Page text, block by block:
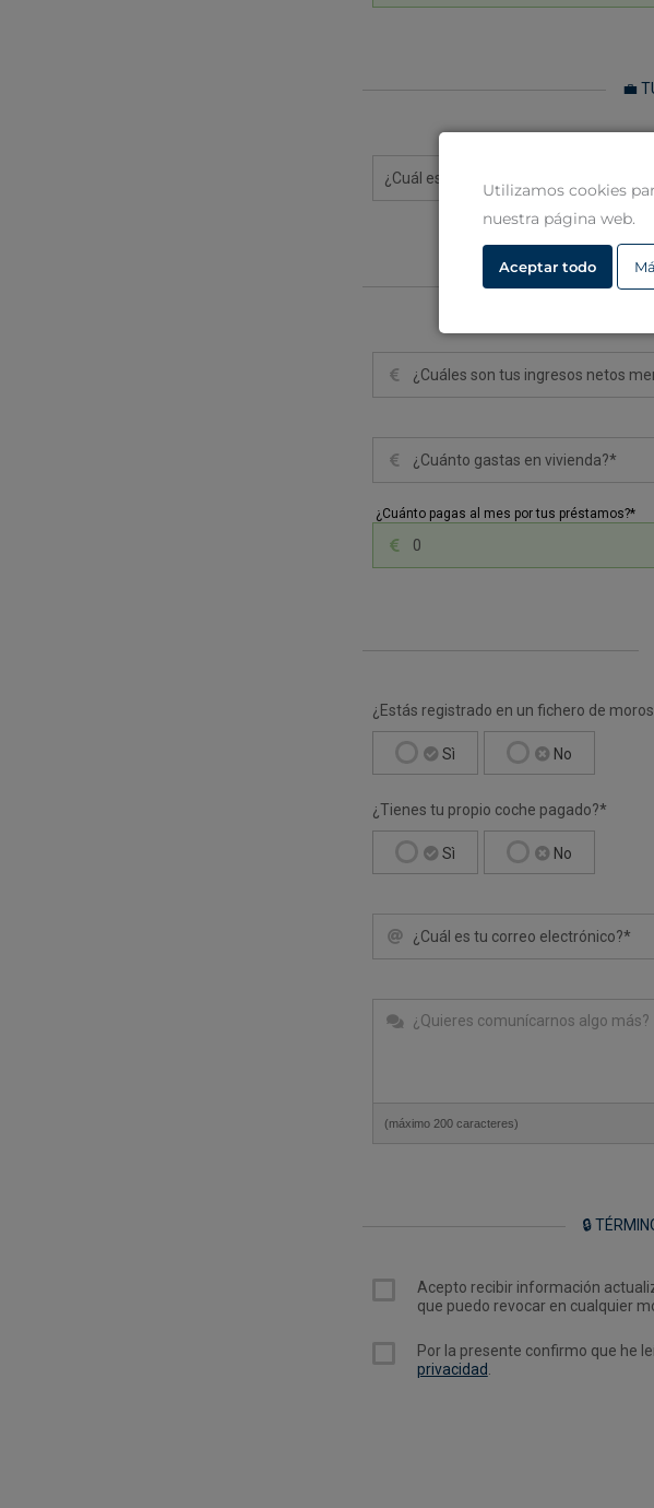
💼
💶
¿Cuánto pagas al mes por tus préstamos?*
¿Estás registrado en un fichero de
Sì No
¿Tienes tu propio coche pagado?*
Sì No
(máximo 200 caracteres)
🔒
Acepto recibir información
que puedo revocar en cualquier
Por la presente confirmo que he
privacidad
Utilizamos cookies
nuestra página web.
Aceptar todo